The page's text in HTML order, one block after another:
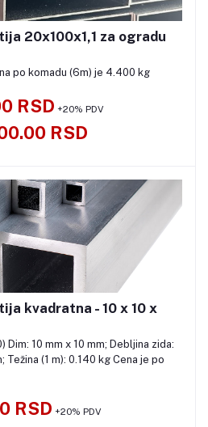
Pozovite
20x100x1,1 za ogradu
po komadu (6m) je 4.400 kg
RSD +20% PDV
RSD
Pozovite
kvadratna - 10 x 10 x
10 mm x 10 mm; Debljina zida:
Težina (1 m): 0.140 kg Cena je po
RSD +20% PDV